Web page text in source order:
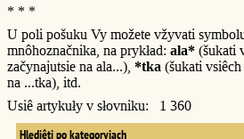
* * *
U poli pošuku Vy možete vžyvati
mnôhoznačnika, na prykład: ala* (šukati
začynajutsie na ala...), *tka (šukati
na ...tka), itd.
Usiê artykuły v słovniku: 1 360
Hlediêti po kategoryjach